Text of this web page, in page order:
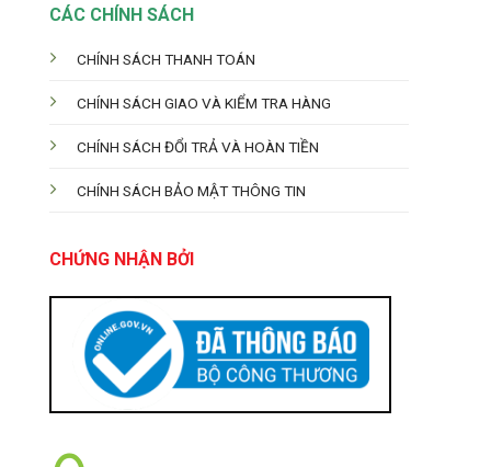
CÁC CHÍNH SÁCH
CHÍNH SÁCH THANH TOÁN
CHÍNH SÁCH GIAO VÀ KIỂM TRA HÀNG
CHÍNH SÁCH ĐỔI TRẢ VÀ HOÀN TIỀN
CHÍNH SÁCH BẢO MẬT THÔNG TIN
CHỨNG NHẬN BỞI